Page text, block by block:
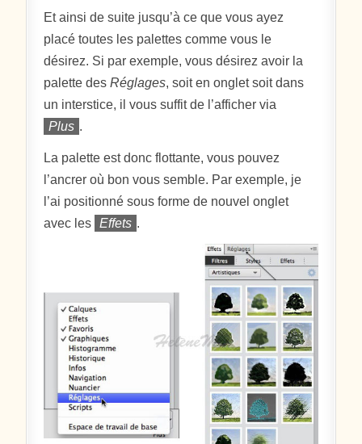
Et ainsi de suite jusqu’à ce que vous ayez
placé toutes les palettes comme vous le
désirez. Si par exemple, vous désirez avoir la
palette desRéglages, soit en onglet soit dans
un interstice, il vous suffit de l’afficher via
Plus .
La palette est donc flottante, vous pouvez
l’ancrer où bon vous semble. Par exemple, je
l’ai positionné sous forme de nouvel onglet
avec les
Effets .